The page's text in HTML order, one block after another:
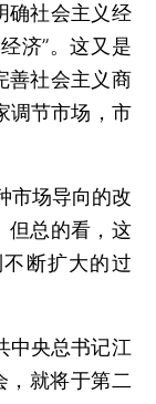
确社会主义经
济”。这又是
善社会主义商
调节市场，市
场导向的改
但总的看，这
断扩大的过
央总书记江
，就将于第二